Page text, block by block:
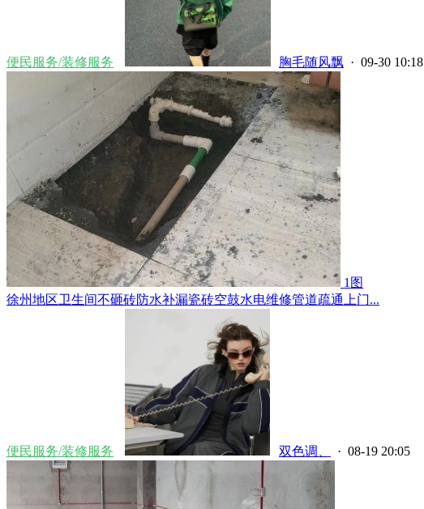
便民服务/装修服务 胸毛随风飘 · 09-30 10:18
1图
徐州地区卫生间不砸砖防水补漏瓷砖空鼓水电维修管道疏通上门...
便民服务/装修服务 双色调、 · 08-19 20:05